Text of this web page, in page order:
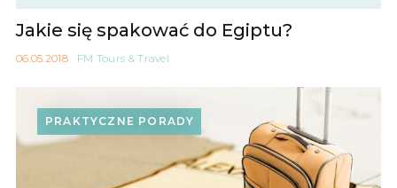
Jakie się spakować do Egiptu?
06.05.2018 FM Tours & Travel
PRAKTYCZNE PORADY